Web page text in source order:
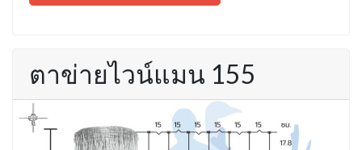
ตาข่ายไวน์แมน 155